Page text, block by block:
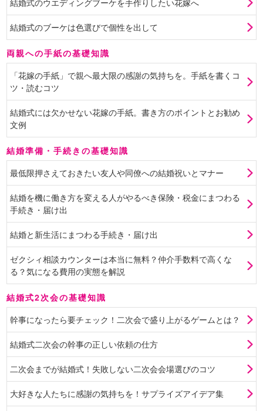
結婚式のウエディングブーケを手作りしたい花嫁へ
結婚式のブーケは色選びで個性を出して
両親への手紙の基礎知識
「花嫁の手紙」で親へ最大限の感謝の気持ちを。手紙を書くコ
ツ・読むコツ
結婚式には欠かせない花嫁の手紙。書き方のポイントとお勧め
文例
結婚準備・手続きの基礎知識
最低限押さえておきたい友人や同僚への結婚祝いとマナー
結婚を機に働き方を変える人がやるべき保険・税金にまつわる
手続き・届け出
結婚と新生活にまつわる手続き・届け出
ゼクシィ相談カウンターは本当に無料？仲介手数料で高くな
る？気になる費用の実態を解説
結婚式2次会の基礎知識
幹事になったら要チェック！二次会で盛り上がるゲームとは？
結婚式二次会の幹事の正しい依頼の仕方
二次会までが結婚式！失敗しない二次会会場選びのコツ
大好きな人たちに感謝の気持ちを！サプライズアイデア集